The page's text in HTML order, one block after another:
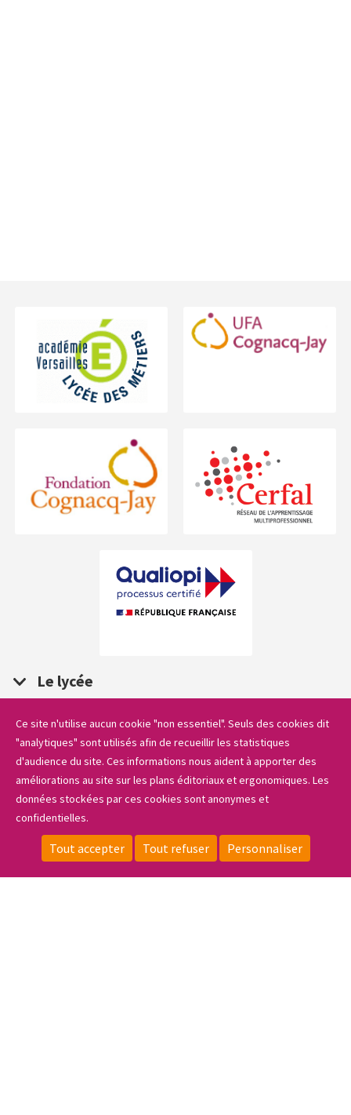
Sidebar_menu
CONTACT LOCALISATION ESPACE PRIVÉ FAIRE UN DON
Le lycée
Les formations
Les projets
Actualités & portraits
S'INSCRIRE
Ce site n'utilise aucun cookie "non essentiel". Seuls des cookies dit
"analytiques" sont utilisés afin de recueillir les statistiques
d'audience du site. Ces informations nous aident à apporter des
améliorations au site sur les plans éditoriaux et ergonomiques. Les
données stockées par ces cookies sont anonymes et
confidentielles.
Tout accepter Tout refuser Personnaliser